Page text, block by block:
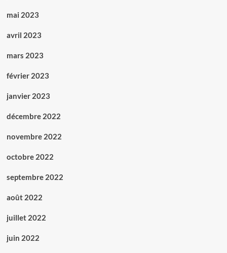
mai 2023
avril 2023
mars 2023
février 2023
janvier 2023
décembre 2022
novembre 2022
octobre 2022
septembre 2022
août 2022
juillet 2022
juin 2022